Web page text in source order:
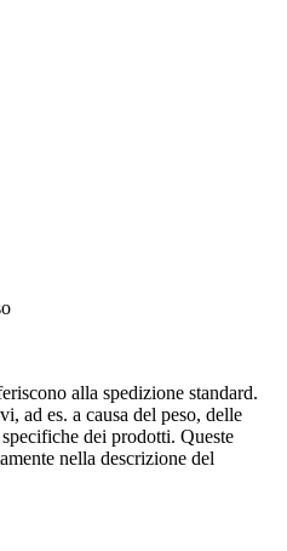
alla spedizione standard.
ad es. a causa del peso, delle
dei prodotti. Queste
nella descrizione del